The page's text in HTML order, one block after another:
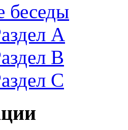
беседы
A
B
С